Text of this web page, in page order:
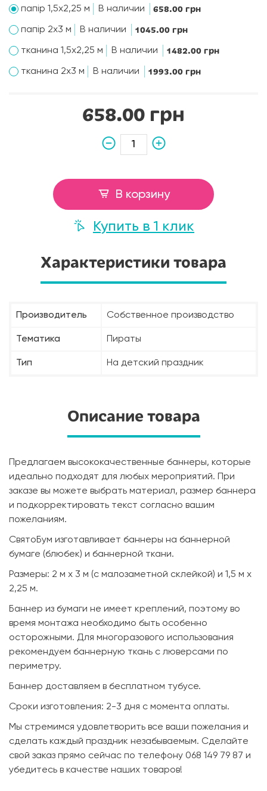
папір 1,5х2,25 м В наличии 658.00 грн
папір 2х3 м В наличии 1045.00 грн
тканина 1,5х2,25 м В наличии 1482.00 грн
тканина 2х3 м В наличии 1993.00 грн
658.00 грн
В корзину
Купить в 1 клик
Характеристики товара
Производитель Собственное производство
Тематика Пираты
Тип На детский праздник
Описание товара
Предлагаем высококачественные баннеры, которые
идеально подходят для любых мероприятий. При
заказе вы можете выбрать материал, размер баннера
и подкорректировать текст согласно вашим
пожеланиям.
СвятоБум изготавливает баннеры на баннерной
бумаге (блюбек) и баннерной ткани.
Размеры: 2 м х 3 м (с малозаметной склейкой) и 1,5 м х
2,25 м.
Баннер из бумаги не имеет креплений, поэтому во
время монтажа необходимо быть особенно
осторожными. Для многоразового использования
рекомендуем баннерную ткань с люверсами по
периметру.
Баннер доставляем в бесплатном тубусе.
Сроки изготовления: 2-3 дня с момента оплаты.
Мы стремимся удовлетворить все ваши пожелания и
сделать каждый праздник незабываемым. Сделайте
свой заказ прямо сейчас по телефону 068 149 79 87 и
убедитесь в качестве наших товаров!